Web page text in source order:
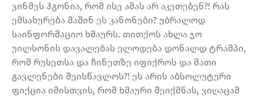
ვინმეს ჰგონია, რომ ისე ამას არ აკეთებენ?! რას
ემსახურება მაშინ ეს კანონები? უბრალოდ
საინფორმაციო ხმაურს. თითქოს ახლა ჯო
უილსონის დავალებას ელოდება დონალდ ტრამპი,
რომ რუსეთსა და ჩინეთზე იფიქროს და მათი
გავლენები შეისწავლოს?! ეს არის აბსოლუტური
ფიქცია იმისთვის, რომ ხმაური შეიქმნას, ვიღაცამ